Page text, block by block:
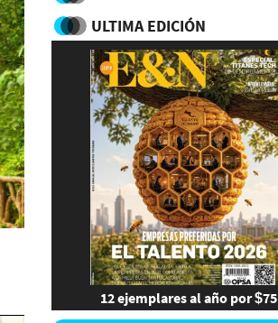
ULTIMA EDICIÓN
12 ejemplares al año por $75